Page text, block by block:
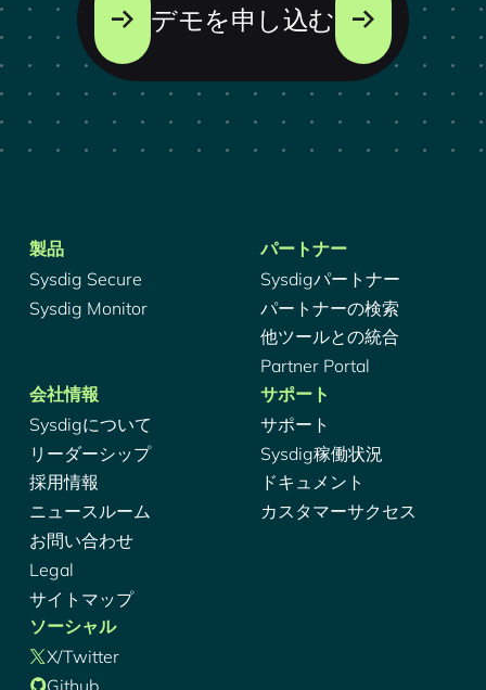
デモを申し込む
製品
Sysdig Secure
Sysdig Monitor
パートナー
Sysdigパートナー
パートナーの検索
他ツールとの統合
Partner Portal
会社情報
Sysdigについて
リーダーシップ
採用情報
ニュースルーム
お問い合わせ
Legal
サイトマップ
サポート
サポート
Sysdig稼働状況
ドキュメント
カスタマーサクセス
ソーシャル
X/Twitter